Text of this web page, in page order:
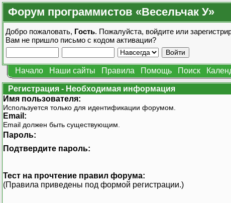
Форум программистов «Весельчак У»
Добро пожаловать, Гость. Пожалуйста, войдите или
Вам не пришло письмо с кодом активации?
Начало Наши сайты Правила Помощь Поиск
Регистрация - Необходимая информация
Имя пользователя:
Используется только для идентификации форумом.
Email:
Email должен быть существующим.
Пароль:
Подтвердите пароль:
Тест на прочтение правил форума:
(Правила приведены под формой регистрации.)